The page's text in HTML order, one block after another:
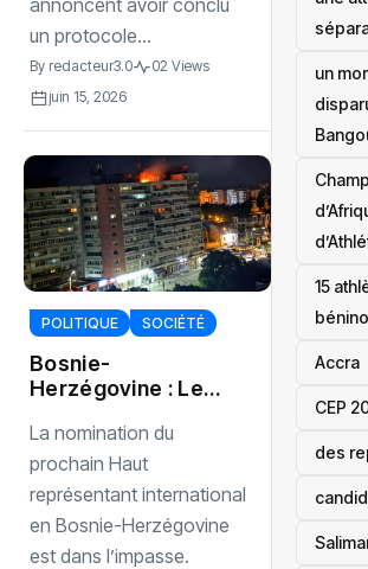
annoncent avoir conclu
un protocole...
By redacteur3.0
02 Views
juin 15, 2026
POLITIQUE SOCIÉTÉ
Bosnie-
Herzégovine : Le
Christian Schmidt
au cœur d’un bras
de fer entre
Washington et
l’Europe
La nomination du
prochain Haut
représentant international
en Bosnie-Herzégovine
est dans l’impasse.
un
15
Accra
‎CEP
des